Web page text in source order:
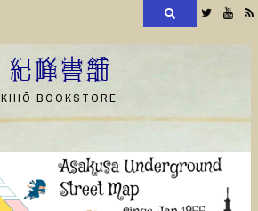
Twitter
紀峰書舗
KIHŌ BOOKSTORE